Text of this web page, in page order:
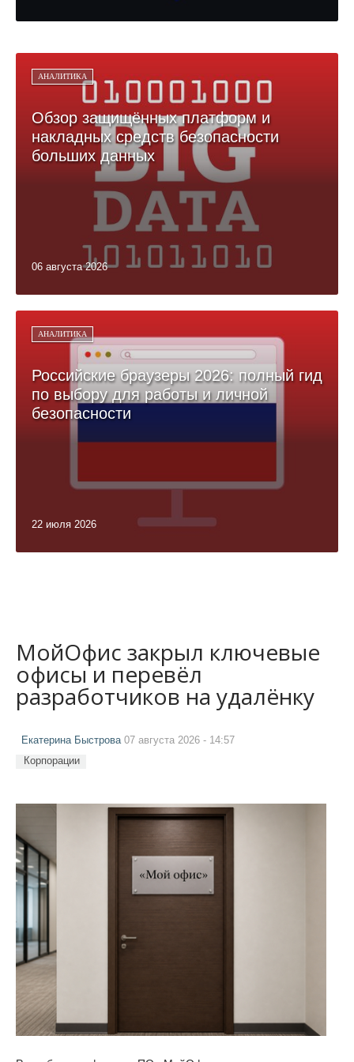
АНАЛИТИКА
Обзор защищённых платформ и
накладных средств безопасности
больших данных
06 августа 2026
АНАЛИТИКА
Российские браузеры 2026: полный гид
по выбору для работы и личной
безопасности
22 июля 2026
МойОфис закрыл ключевые
офисы и перевёл
разработчиков на удалёнку
Екатерина Быстрова 07 августа 2026 - 14:57
Корпорации